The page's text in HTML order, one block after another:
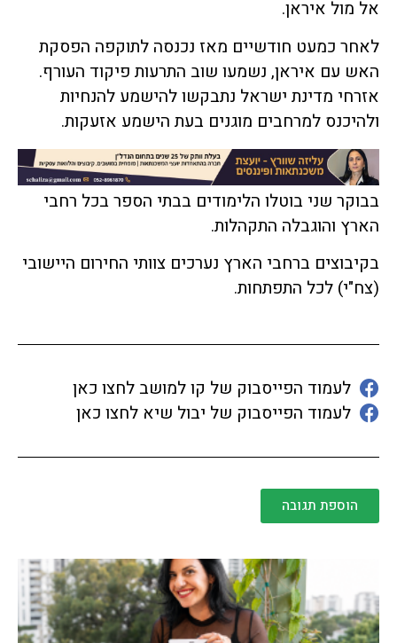
אל מול איראן.
לאחר כמעט חודשיים מאז נכנסה לתוקפה הפסקת
האש עם איראן, נשמעו שוב התרעות פיקוד העורף.
אזרחי מדינת ישראל נתבקשו להישמע להנחיות
ולהיכנס למרחבים מוגנים בעת הישמע אזעקות.
בבוקר שני בוטלו הלימודים בבתי הספר בכל רחבי
הארץ והוגבלה התקהלות.
בקיבוצים ברחבי הארץ נערכים צוותי החירום היישובי
(צח"י) לכל התפתחות.
לעמוד הפייסבוק של קו למושב לחצו כאן
לעמוד הפייסבוק של יבול שיא לחצו כאן
הוספת תגובה